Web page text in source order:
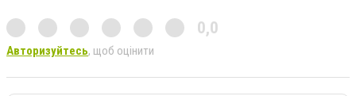
0,0
Авторизуйтесь, щоб оцінити